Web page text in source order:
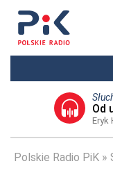
Od
Eryk
Polskie Radio PiK